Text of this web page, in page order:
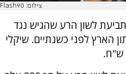
צילום: Flash90
לשון הרע שהגיש נגד
הארץ לפני כשנתיים. שיקלי